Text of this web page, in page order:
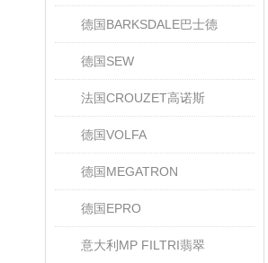
德国BARKSDALE巴士德
德国SEW
法国CROUZET高诺斯
德国VOLFA
德国MEGATRON
德国EPRO
意大利MP FILTRI翡翠